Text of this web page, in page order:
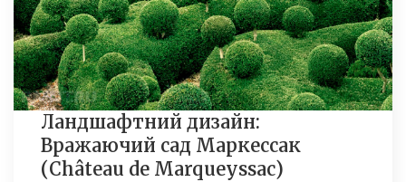
Ландшафтний дизайн:
Вражаючий сад Маркессак
(Château de Marqueyssac)